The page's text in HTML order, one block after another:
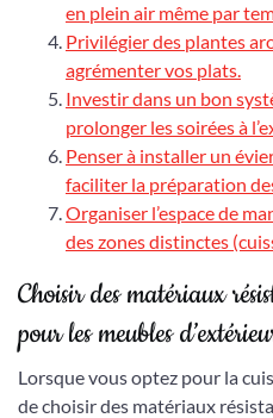
en plein air même par
Privilégier des plantes
agrémenter vos plats.
Investir dans un bon
prolonger les soirées à
Penser à installer un
faciliter la préparation
Organiser l’espace de
des zones distinctes
Choisir des matériaux
pour les meubles
Lorsque vous optez pour la
de choisir des matériaux